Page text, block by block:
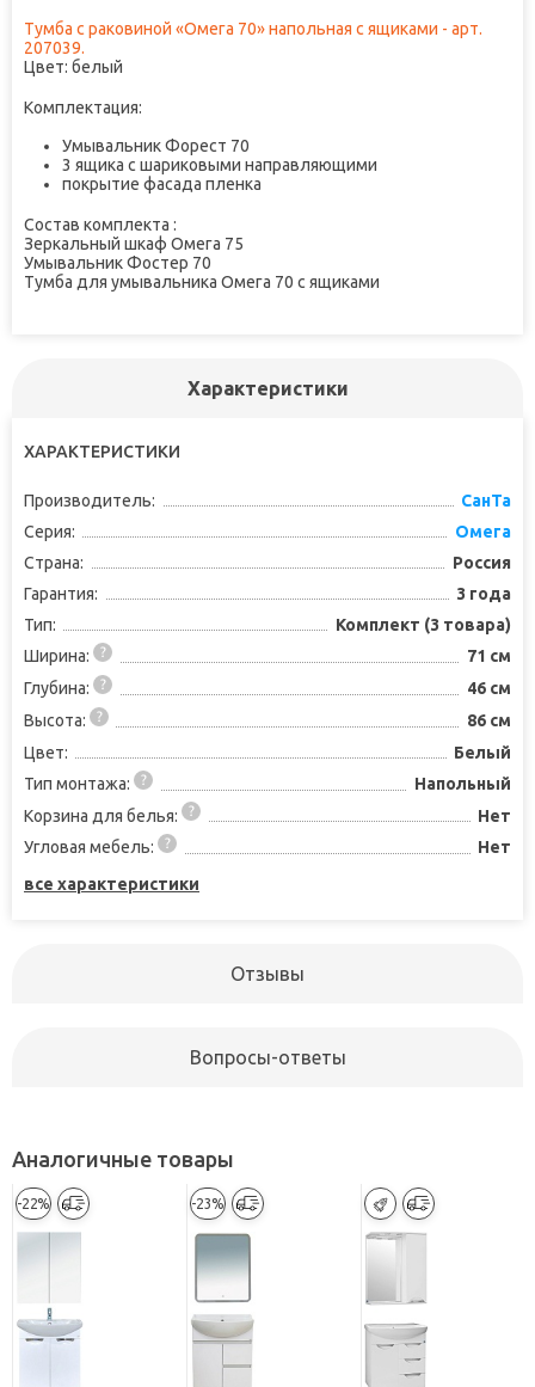
Тумба с раковиной «Омега 70» напольная с ящиками - арт.
207039.
Цвет: белый
Комплектация:
Умывальник Форест 70
3 ящика с шариковыми направляющими
покрытие фасада пленка
Состав комплекта :
Зеркальный шкаф Омега 75
Умывальник Фостер 70
Тумба для умывальника Омега 70 с ящиками
Характеристики
ХАРАКТЕРИСТИКИ
Производитель:
СанТа
Серия:
Омега
Страна:
Россия
Гарантия:
3 года
Тип:
Комплект (3 товара)
Ширина:
71 см
Глубина:
46 см
Высота:
86 см
Цвет:
Белый
Тип монтажа:
Напольный
Корзина для белья:
Нет
Угловая мебель:
Нет
все характеристики
Отзывы
Вопросы-ответы
Аналогичные товары
-22% -23%